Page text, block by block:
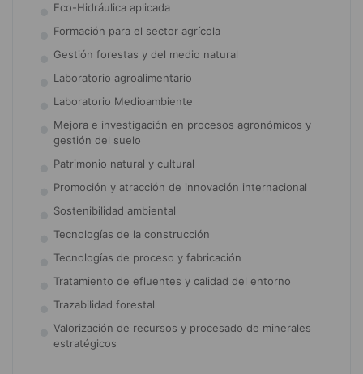
Eco-Hidráulica aplicada
Formación para el sector agrícola
Gestión forestas y del medio natural
Laboratorio agroalimentario
Laboratorio Medioambiente
Mejora e investigación en procesos agronómicos y
gestión del suelo
Patrimonio natural y cultural
Promoción y atracción de innovación internacional
Sostenibilidad ambiental
Tecnologías de la construcción
Tecnologías de proceso y fabricación
Tratamiento de efluentes y calidad del entorno
Trazabilidad forestal
Valorización de recursos y procesado de minerales
estratégicos